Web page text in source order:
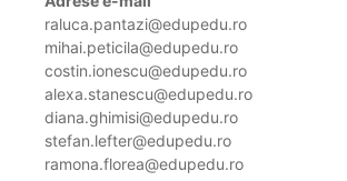
raluca.pantazi@edupedu.ro
mihai.peticila@edupedu.ro
costin.ionescu@edupedu.ro
alexa.stanescu@edupedu.ro
diana.ghimisi@edupedu.ro
stefan.lefter@edupedu.ro
ramona.florea@edupedu.ro